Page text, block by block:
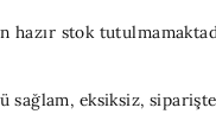
hazır stok
sağlam, eksiksiz,